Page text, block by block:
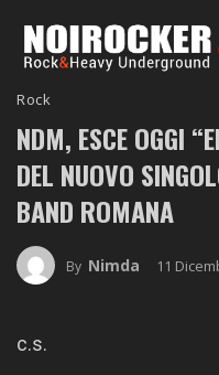
Rock
NDM, ESCE OGGI
DEL NUOVO
BAND ROMANA
By Nimda 11
c.s.